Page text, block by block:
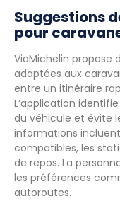
Suggestions
pour
ViaMichelin
adaptées aux
entre un itinéraire
L’application
du véhicule et évite
informations
compatibles, les
de repos. La
les préférences
autoroutes.